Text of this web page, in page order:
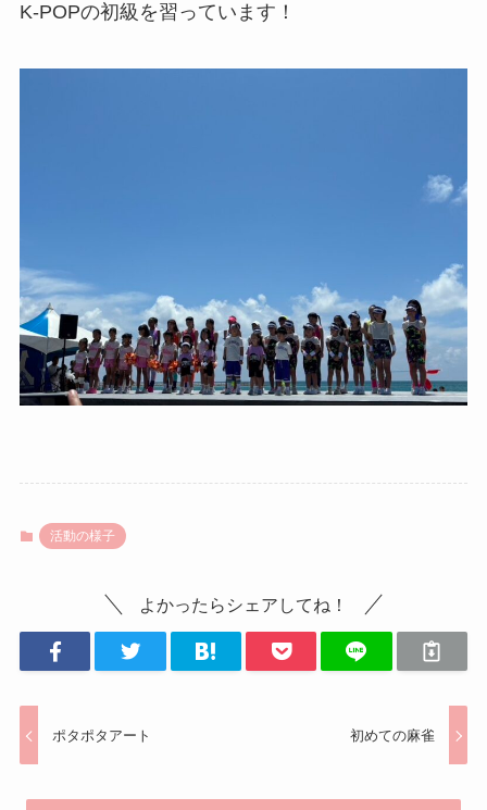
K-POPの初級を習っています！
活動の様子
よかったらシェアしてね！
ポタポタアート 初めての麻雀